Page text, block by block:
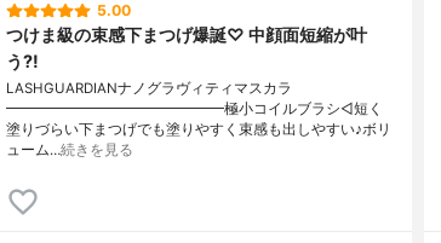
5.00
つけま級の束感下まつげ爆誕♡ 中顔面短縮が叶
う?!
LASHGUARDIANナノグラヴィティマスカラ
━━━━━━━━━━━━━━━極小コイルブラシ◁短く
塗りづらい下まつげでも塗りやすく束感も出しやすい♪ボリ
ューム…続きを見る